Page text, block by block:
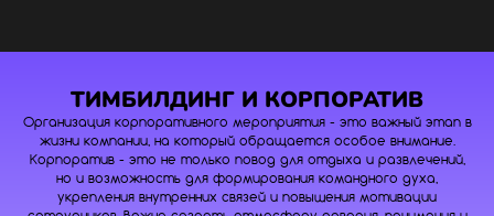
ТИМБИЛДИНГ И КОРПОРАТИВ
Организация корпоративного мероприятия - это важный этап в
жизни компании, на который обращается особое внимание.
Корпоратив - это не только повод для отдыха и развлечений,
но и возможность для формирования командного духа,
укрепления внутренних связей и повышения мотивации